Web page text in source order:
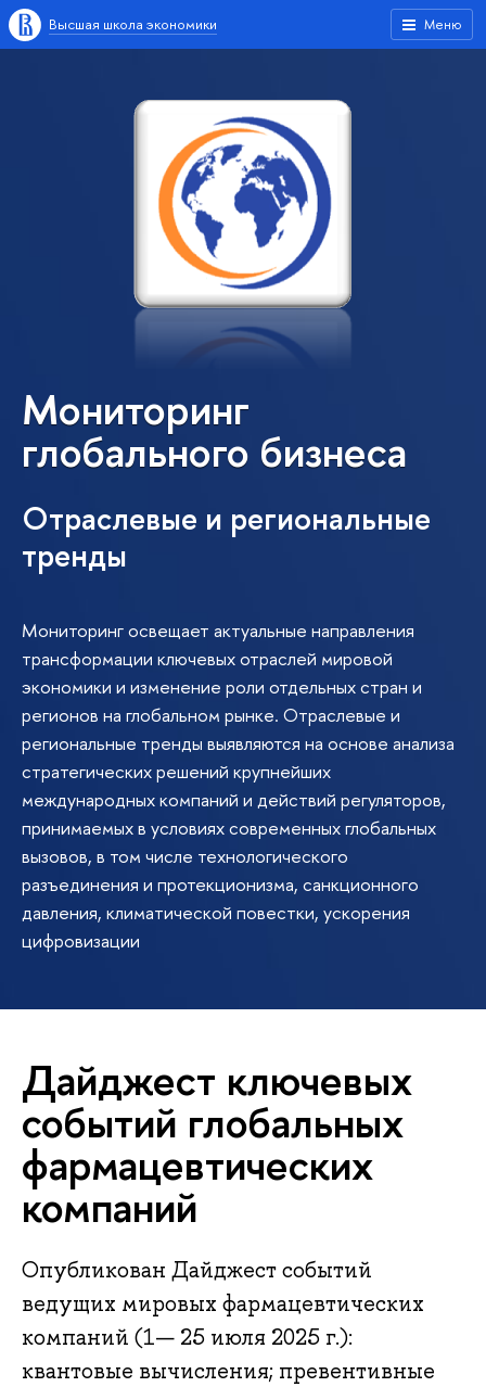
Меню
Высшая школа экономики
Мониторинг
глобального бизнеса
Отраслевые и региональные
тренды
Мониторинг освещает актуальные направления
трансформации ключевых отраслей мировой
экономики и изменение роли отдельных стран и
регионов на глобальном рынке. Отраслевые и
региональные тренды выявляются на основе анализа
стратегических решений крупнейших
международных компаний и действий регуляторов,
принимаемых в условиях современных глобальных
вызовов, в том числе технологического
разъединения и протекционизма, санкционного
давления, климатической повестки, ускорения
цифровизации
Дайджест ключевых
событий глобальных
фармацевтических
компаний
Опубликован Дайджест событий
ведущих мировых фармацевтических
компаний (1— 25 июля 2025 г.):
квантовые вычисления; превентивные